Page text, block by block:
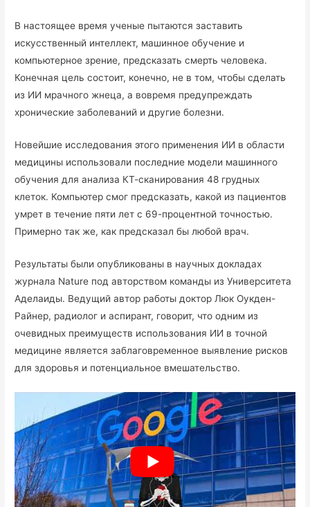
В настоящее время ученые пытаются заставить
искусственный интеллект, машинное обучение и
компьютерное зрение, предсказать смерть человека.
Конечная цель состоит, конечно, не в том, чтобы сделать
из ИИ мрачного жнеца, а вовремя предупреждать
хронические заболеваний и другие болезни.
Новейшие исследования этого применения ИИ в области
медицины использовали последние модели машинного
обучения для анализа КТ-сканирования 48 грудных
клеток. Компьютер смог предсказать, какой из пациентов
умрет в течение пяти лет с 69-процентной точностью.
Примерно так же, как предсказал бы любой врач.
Результаты были опубликованы в научных докладах
журнала Nature под авторством команды из Университета
Аделаиды. Ведущий автор работы доктор Люк Оукден-
Райнер, радиолог и аспирант, говорит, что одним из
очевидных преимуществ использования ИИ в точной
медицине является заблаговременное выявление рисков
для здоровья и потенциальное вмешательство.